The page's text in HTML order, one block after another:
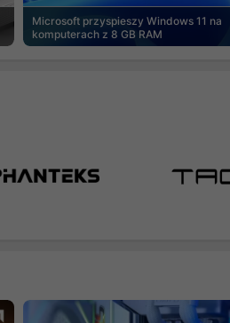
Microsoft przyspieszy Windows 11 na
komputerach z 8 GB RAM